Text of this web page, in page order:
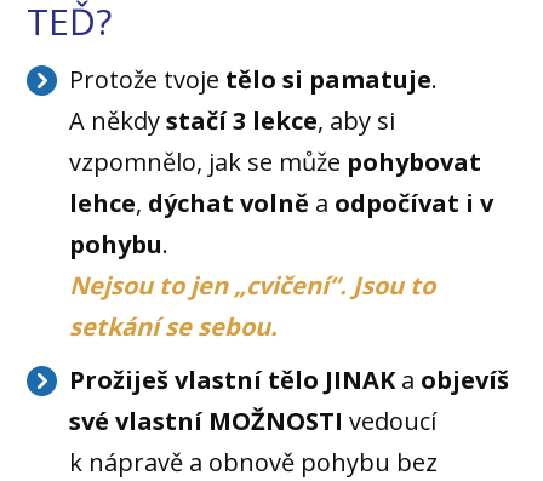
TEĎ?
Protože tvoje tělo si pamatuje.
A někdystačí 3 lekce, aby si
vzpomnělo, jak se může pohybovat
lehce, dýchat volně a odpočívat i v
pohybu.
Nejsou to jen „cvičení“. Jsou to
setkání se sebou.
Prožiješ vlastní tělo JINAKa objevíš
své vlastní MOŽNOSTI vedoucí
k nápravě a obnově pohybu bez